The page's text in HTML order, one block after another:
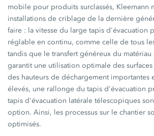
mobile pour produits surclassés, Kleemann
installations de criblage de la dernière
faire : la vitesse du large tapis d'évacuation
réglable en continu, comme celle de tous
tandis que le transfert généreux du
garantit une utilisation optimale des
des hauteurs de déchargement importantes
élevés, une rallonge du tapis d'évacuation
tapis d'évacuation latérale télescopiques
option. Ainsi, les processus sur le chantier
optimisés.